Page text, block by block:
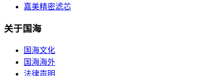
嘉美精密滤芯
关于国海
国海文化
国海海外
法律声明